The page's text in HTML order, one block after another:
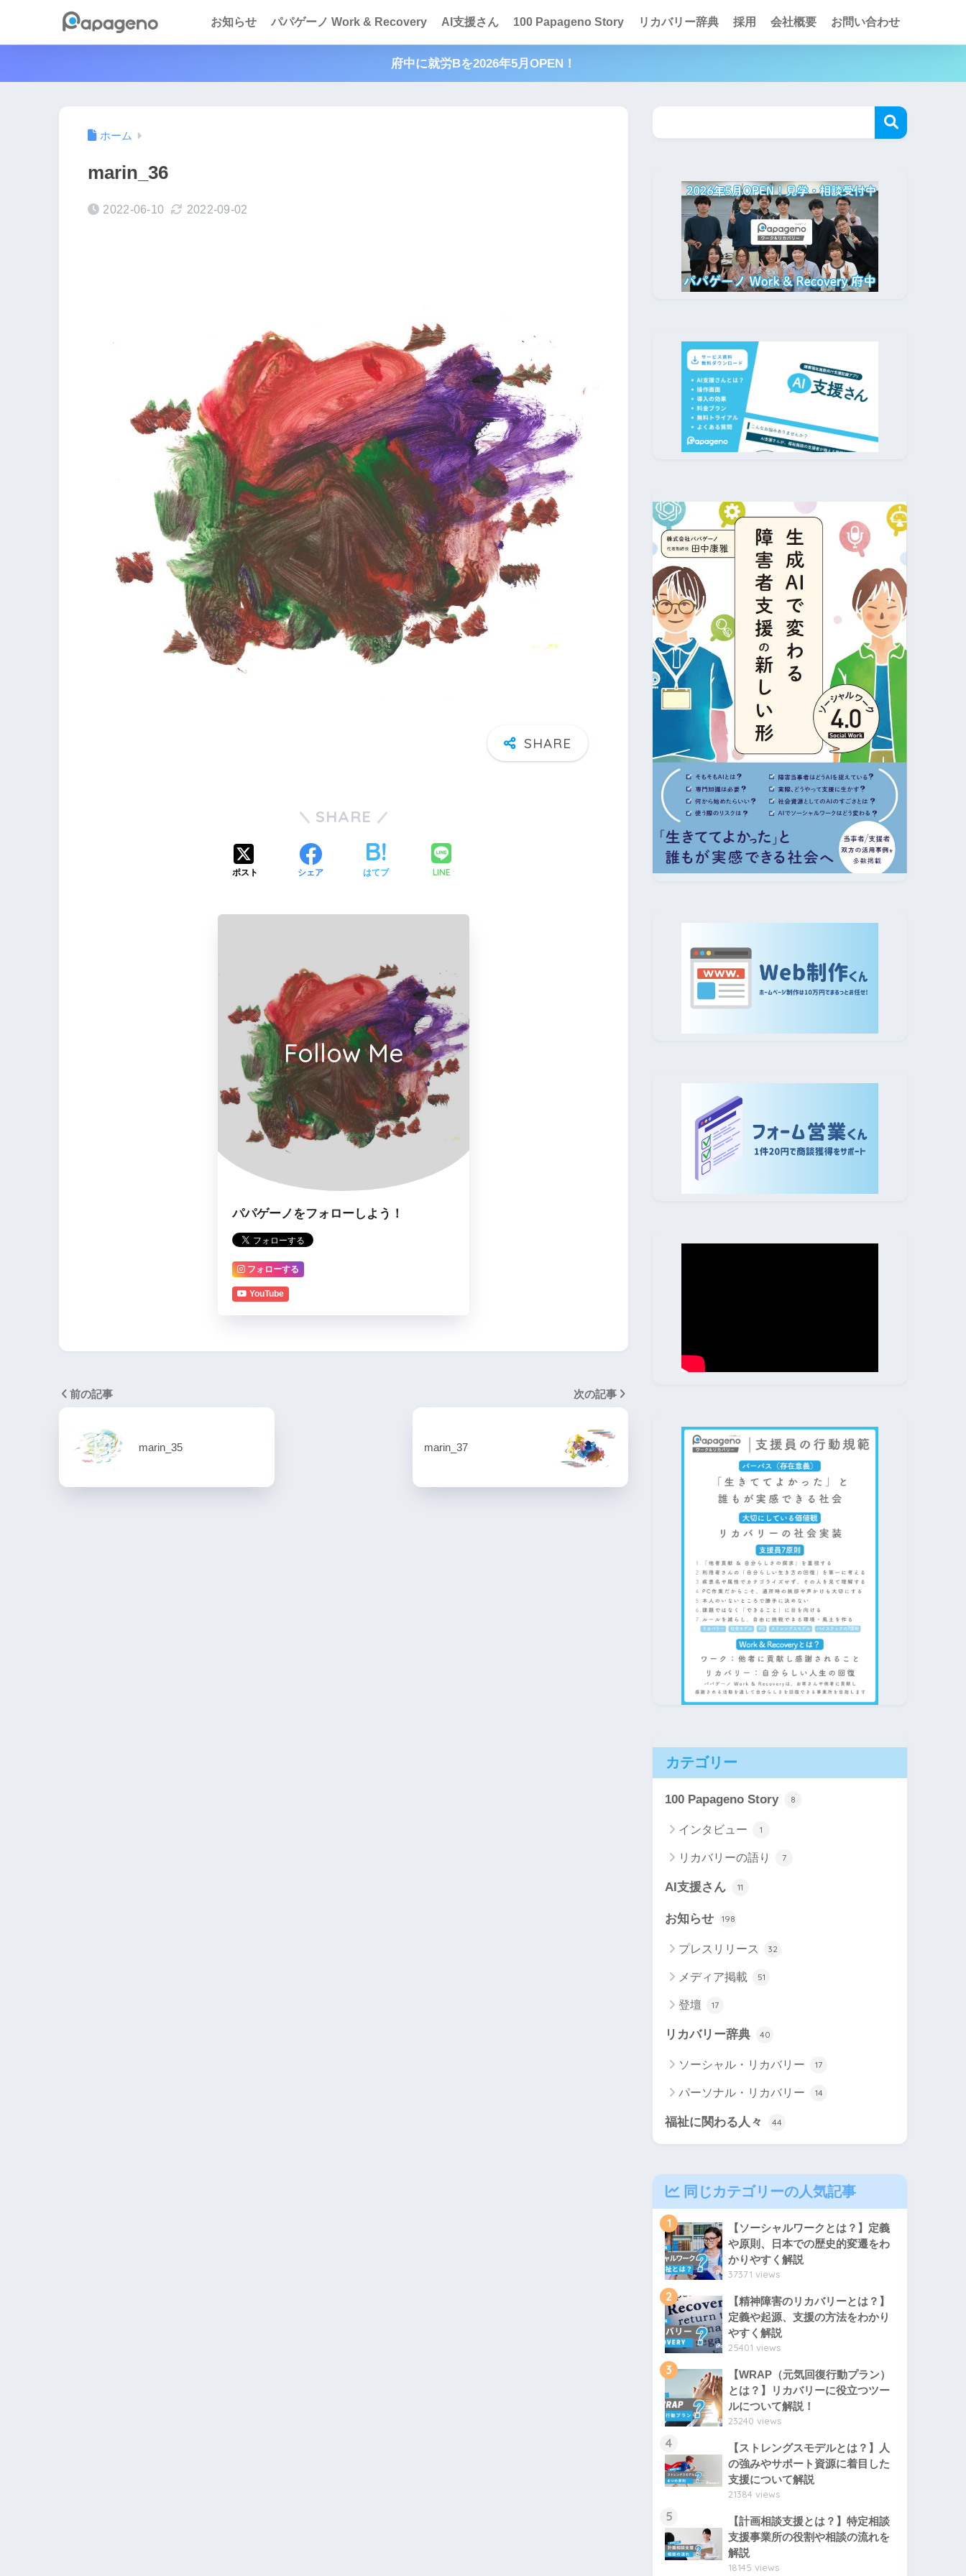
お知らせ パパゲーノ Work & Recovery AI支援さん 100 Papageno Story リカバリー辞典 採用 会社概要 お問い合わせ
府中に就労Bを2026年5月OPEN！
ホーム
marin_36
2022-06-10 2022-09-02
SHARE
ポスト シェア はてブ LINE
Follow Me
パパゲーノをフォローしよう！
フォローする
YouTube
前の記事
marin_35
次の記事
marin_37
カテゴリー
100 Papageno Story 8
インタビュー 1
リカバリーの語り 7
AI支援さん 11
お知らせ 198
プレスリリース 32
メディア掲載 51
登壇 17
リカバリー辞典 40
ソーシャル・リカバリー 17
パーソナル・リカバリー 14
福祉に関わる人々 44
同じカテゴリーの人気記事
1
【ソーシャルワークとは？】定義
や原則、日本での歴史的変遷をわ
かりやすく解説
37371 views
2
【精神障害のリカバリーとは？】
定義や起源、支援の方法をわかり
やすく解説
25401 views
3
【WRAP（元気回復行動プラン）
とは？】リカバリーに役立つツー
ルについて解説！
23240 views
4
【ストレングスモデルとは？】人
の強みやサポート資源に着目した
支援について解説
21384 views
5
【計画相談支援とは？】特定相談
支援事業所の役割や相談の流れを
解説
18145 views